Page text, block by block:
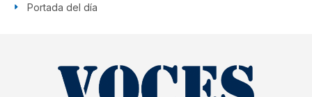
Portada del día